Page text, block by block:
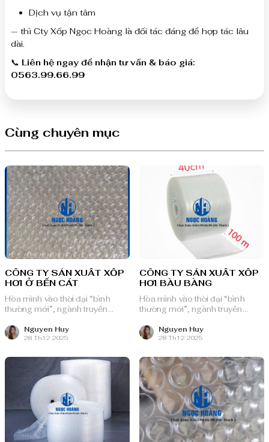
Dịch vụ tận tâm
— thì Cty Xốp Ngọc Hoàng là đối tác đáng để hợp tác lâu
dài.
📞 Liên hệ ngay để nhận tư vấn & báo giá:
0563.99.66.99
Cùng chuyên mục
CÔNG TY SẢN XUẤT XỐP
HƠI Ở BẾN CÁT
Hòa mình vào thời đại “bình
thường mới”, ngành truyền
nguồn lực dồi dào và chiến lược
bài bản, sẵn sàng ghi danh trên
Nguyen Huy
28 Th12 2025
CÔNG TY SẢN XUẤT XỐP
HƠI BÀU BÀNG
Hòa mình vào thời đại “bình
thường mới”, ngành truyền
nguồn lực dồi dào và chiến lược
bài bản, sẵn sàng ghi danh trên
Nguyen Huy
28 Th12 2025